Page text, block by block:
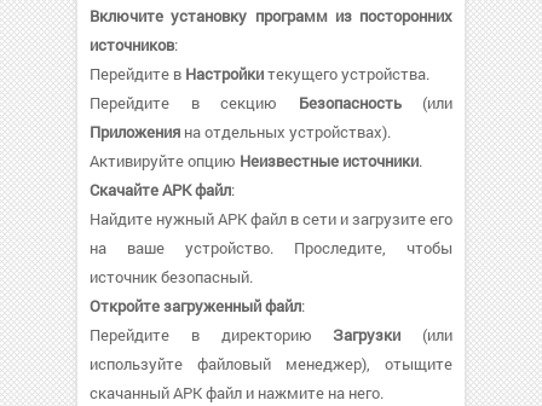
Включите установку программ из посторонних
источников:
Перейдите в Настройкитекущего устройства.
Перейдите в секцию Безопасность(или
Приложения на отдельных устройствах).
Активируйте опцию Неизвестные источники.
Скачайте APK файл:
Найдите нужный APK файл в сети и загрузите его
на ваше устройство. Проследите, чтобы
источник безопасный.
Откройте загруженный файл:
Перейдите в директориюЗагрузки (или
используйте файловый менеджер), отыщите
скачанный APK файл и нажмите на него.